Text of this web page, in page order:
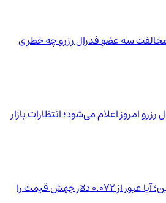
مخالفت سه عضو فدرال رزرو چه خطری
امروز اعلام می‌شود؛ انتظارات بازار
تحلیل قیمت دوج‌کوین؛ آیا عبور از ۰.۰۷۲ دلار جهش قیمت را